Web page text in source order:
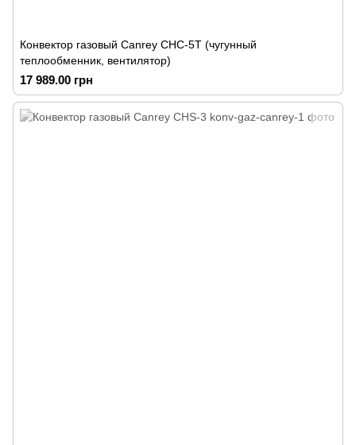
Конвектор газовый Canrey СНС-5Т (чугунный
теплообменник, вентилятор)
17 989.00 грн